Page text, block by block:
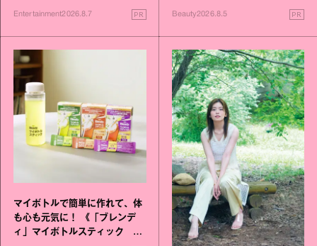
Entertainment2026.8.7 PR
進化！
Beauty2026.8.5 PR
マイボトルで簡単に作れて、体
も心も元気に！ 《「ブレンデ
ィ」マイボトルスティック い